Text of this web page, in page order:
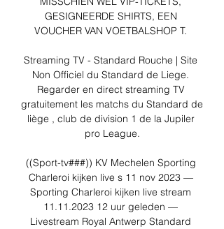
GESIGNEERDE SHIRTS, EEN
VOUCHER VAN VOETBALSHOP T.
Streaming TV - Standard Rouche | Site
Non Officiel du Standard de Liege.
Regarder en direct streaming TV
gratuitement les matchs du Standard de
liège , club de division 1 de la Jupiler
pro League.
((Sport-tv###)) KV Mechelen Sporting
Charleroi kijken live s 11 nov 2023 —
Sporting Charleroi kijken live stream
11.11.2023 12 uur geleden —
Livestream Royal Antwerp Standard